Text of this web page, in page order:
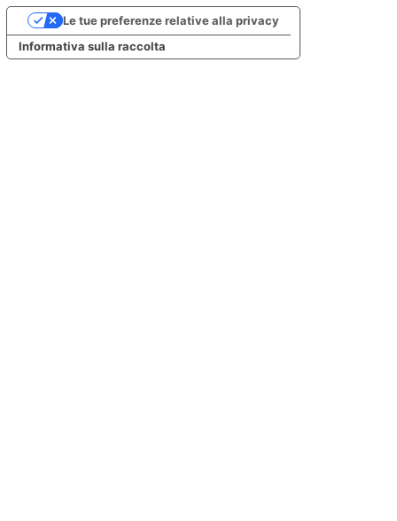
Informativa sulla raccolta
Le tue preferenze relative alla privacy